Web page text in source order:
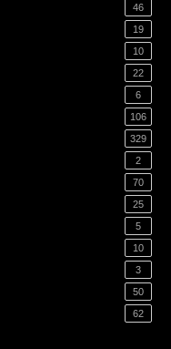
46
19
10
22
6
106
329
2
70
25
5
10
3
50
62